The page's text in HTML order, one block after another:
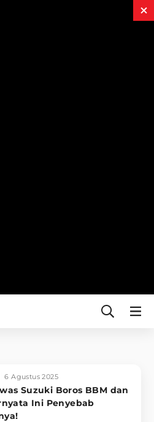
6 Agustus 2025
Suzuki Boros BBM dan
Ini Penyebab